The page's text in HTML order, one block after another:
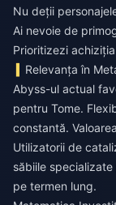
Nu deții
Ai nevoie de
Prioritizezi
Relevanța în
Abyss-ul actual
pentru Tome.
constantă.
Utilizatorii de
săbiile
pe termen lung.